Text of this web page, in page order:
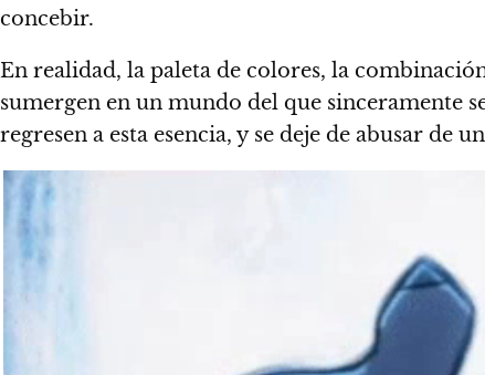
concebir.
En realidad, la paleta de colores, la
sumergen en un mundo del que sinceramente
regresen a esta esencia, y se deje de abusar de un